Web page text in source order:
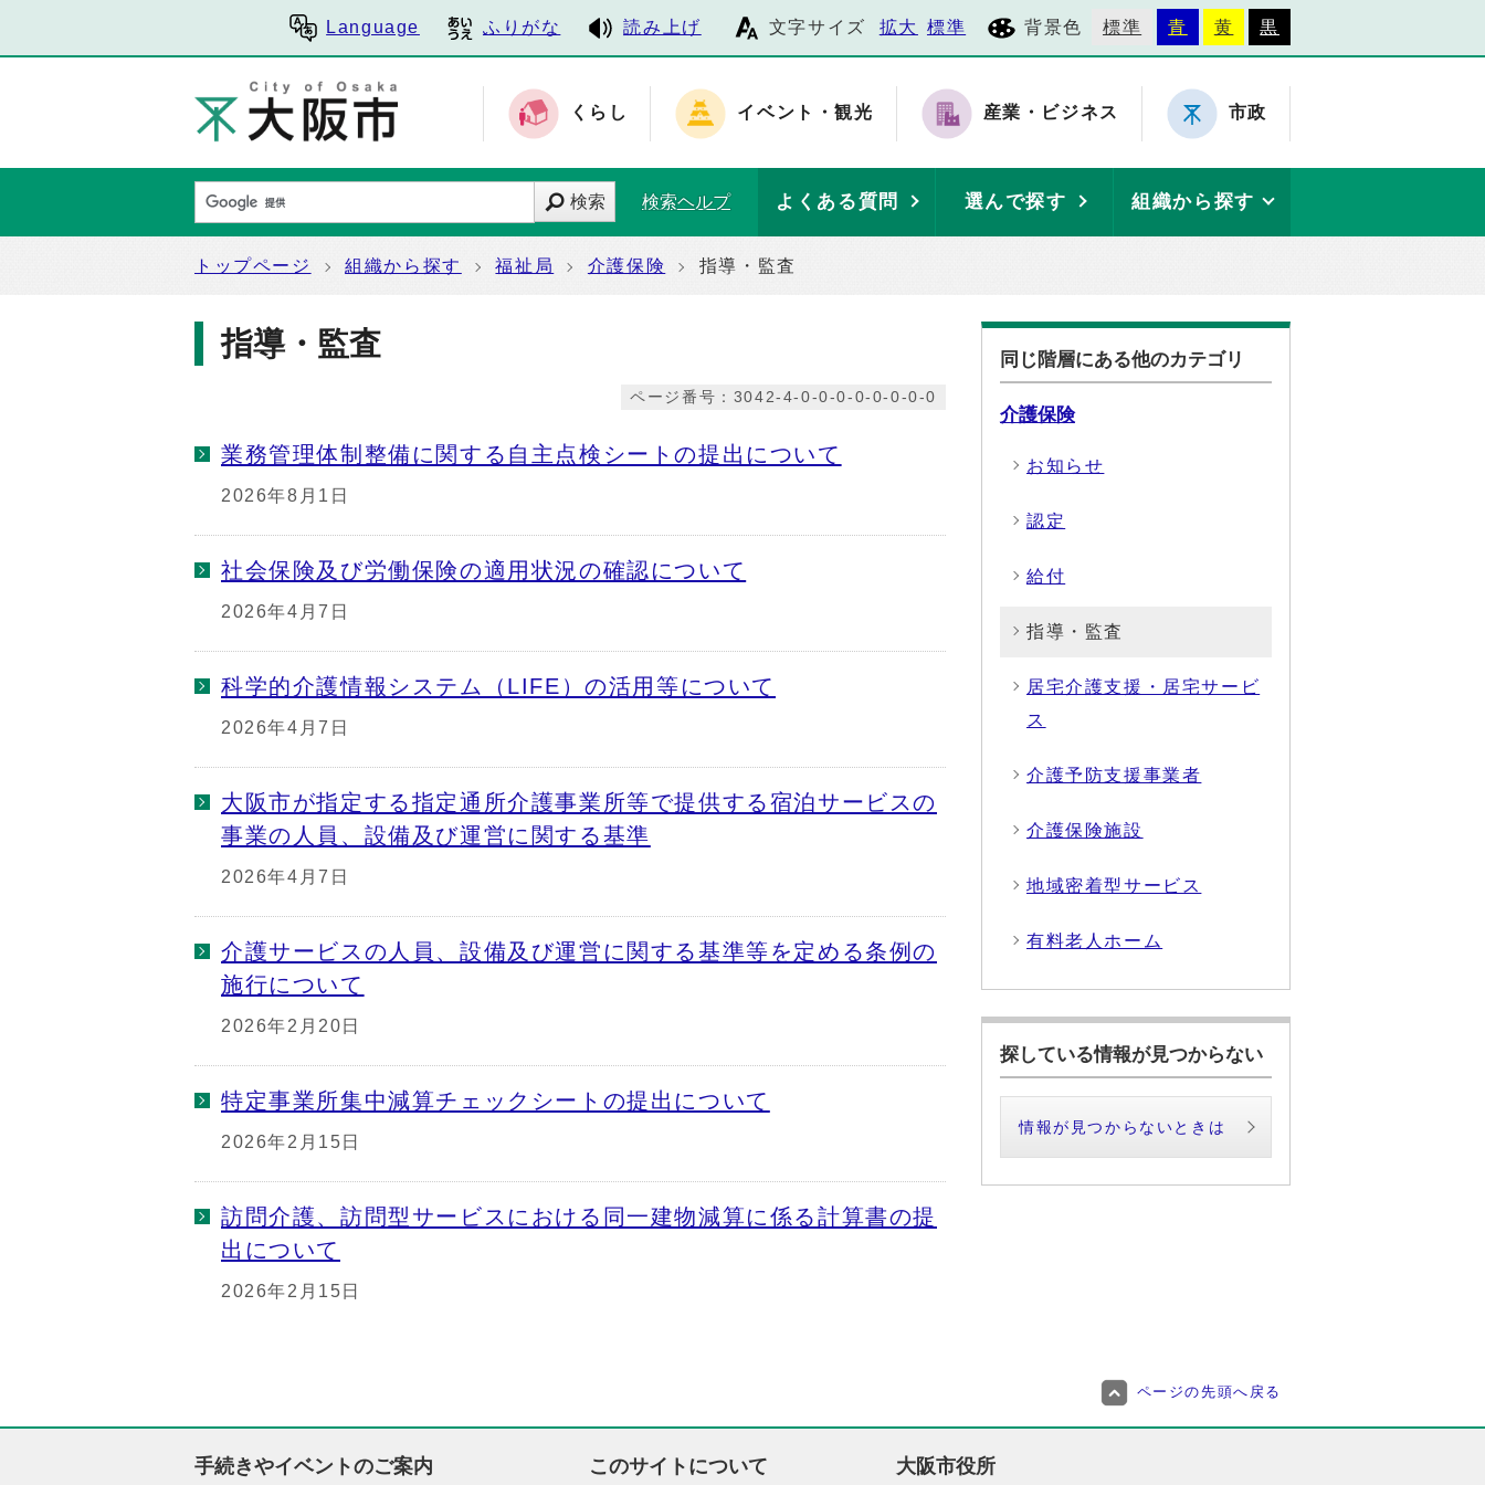
Language ふりがな 読み上げ 文字サイズ 拡大 標準 背景色 標準 青 黄 黒
くらし イベント・観光 産業・ビジネス 市政
検索 検索ヘルプ よくある質問 選んで探す 組織から探す
トップページ 組織から探す 福祉局 介護保険 指導・監査
指導・監査
ページ番号：3042-4-0-0-0-0-0-0-0-0
業務管理体制整備に関する自主点検シートの提出について
2026年8月1日
社会保険及び労働保険の適用状況の確認について
2026年4月7日
科学的介護情報システム（LIFE）の活用等について
2026年4月7日
大阪市が指定する指定通所介護事業所等で提供する宿泊サービスの
事業の人員、設備及び運営に関する基準
2026年4月7日
介護サービスの人員、設備及び運営に関する基準等を定める条例の
施行について
2026年2月20日
特定事業所集中減算チェックシートの提出について
2026年2月15日
訪問介護、訪問型サービスにおける同一建物減算に係る計算書の提
出について
2026年2月15日
同じ階層にある他のカテゴリ
介護保険
お知らせ
認定
給付
指導・監査
居宅介護支援・居宅サービ
ス
介護予防支援事業者
介護保険施設
地域密着型サービス
有料老人ホーム
探している情報が見つからない
情報が見つからないときは
ページの先頭へ戻る
手続きやイベントのご案内 このサイトについて 大阪市役所